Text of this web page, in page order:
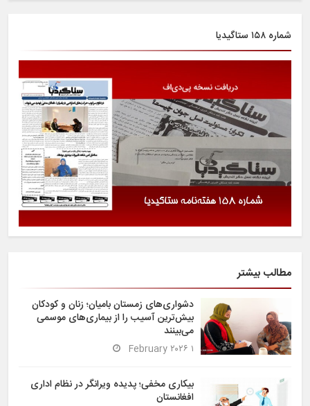
شماره ۱۵۸ ستاگیدیا
مطالب بیشتر
دشواری‌های زمستان بامیان؛ زنان و کودکان
بیش‌ترین آسیب را از بیماری‌های موسمی
می‌بینند
۱ February ۲۰۲۶
بیکاری مخفی؛ پدیده ویرانگر در نظام اداری
افغانستان